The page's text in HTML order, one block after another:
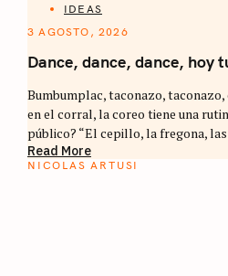
IDEAS
3 AGOSTO, 2026
Dance, dance, dance, hoy
Bumbumplac, taconazo, taconazo,
en el corral, la coreo tiene una
público? “El cepillo, la fregona,
Read More
NICOLAS ARTUSI